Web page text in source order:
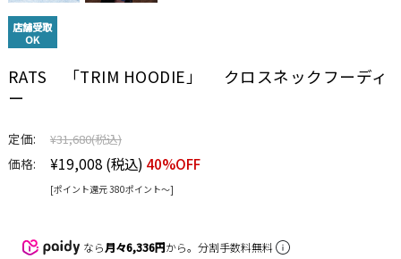
店舗受取
OK
RATS 「TRIM HOODIE」 クロスネックフーディ
ー
定価: ¥31,680(税込)
価格: ¥19,008 (税込) 40%OFF
[ポイント還元 380ポイント〜]
なら月々6,336円から。分割手数料無料